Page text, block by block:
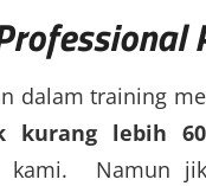
dalam training
kurang lebih
kami. Namun